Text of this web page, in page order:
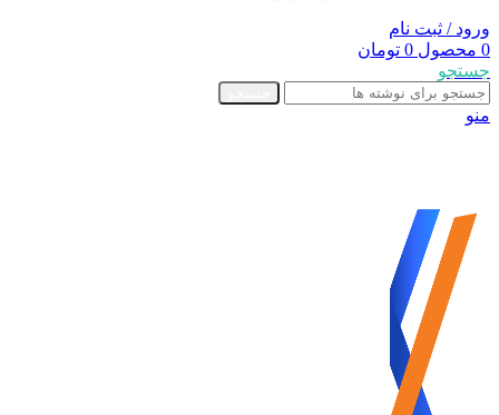
ورود / ثبت نام
0 محصول 0 تومان
جستجو
منو